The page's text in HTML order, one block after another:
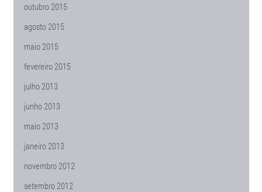
outubro 2015
agosto 2015
maio 2015
fevereiro 2015
julho 2013
junho 2013
maio 2013
janeiro 2013
novembro 2012
setembro 2012